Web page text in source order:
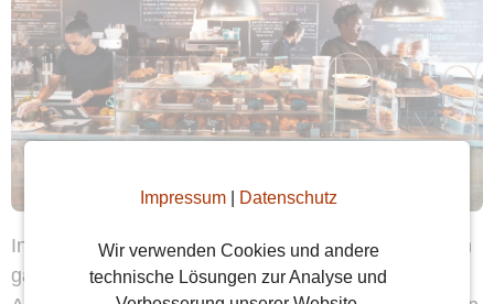
Impressum| Datenschutz
Wir verwenden Cookies und andere
technische Lösungen zur Analyse und
In Stuttgart, wo es unzählige Möglichkeiten gibt, sich
ganz entspannt in Cafés, Bars oder bei Outdoor-